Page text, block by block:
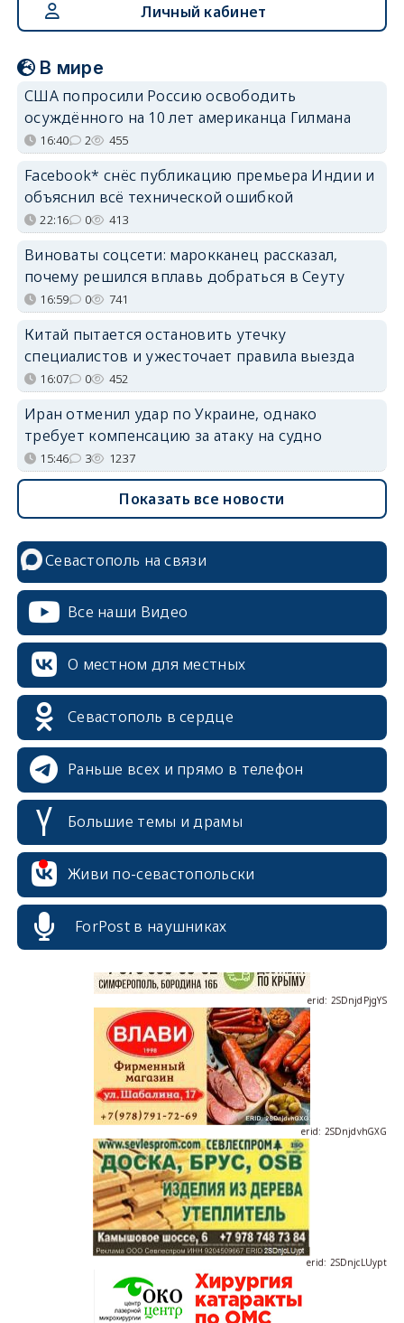
Личный кабинет
В мире
США попросили Россию освободить
осуждённого на 10 лет американца Гилмана
16:40 2 455
Facebook* снёс публикацию премьера Индии и
объяснил всё технической ошибкой
22:16 0 413
Виноваты соцсети: марокканец рассказал,
почему решился вплавь добраться в Сеуту
16:59 0 741
Китай пытается остановить утечку
специалистов и ужесточает правила выезда
16:07 0 452
Иран отменил удар по Украине, однако
требует компенсацию за атаку на судно
15:46 3 1237
Показать все новости
Севастополь на связи
Все наши Видео
О местном для местных
Севастополь в сердце
Раньше всех и прямо в телефон
Большие темы и драмы
Живи по-севастопольски
ForPost в наушниках
erid: 2SDnjcrDNw6
erid: 2SDnjdPjgYS
erid: 2SDnjdvhGXG
erid: 2SDnjcLUypt